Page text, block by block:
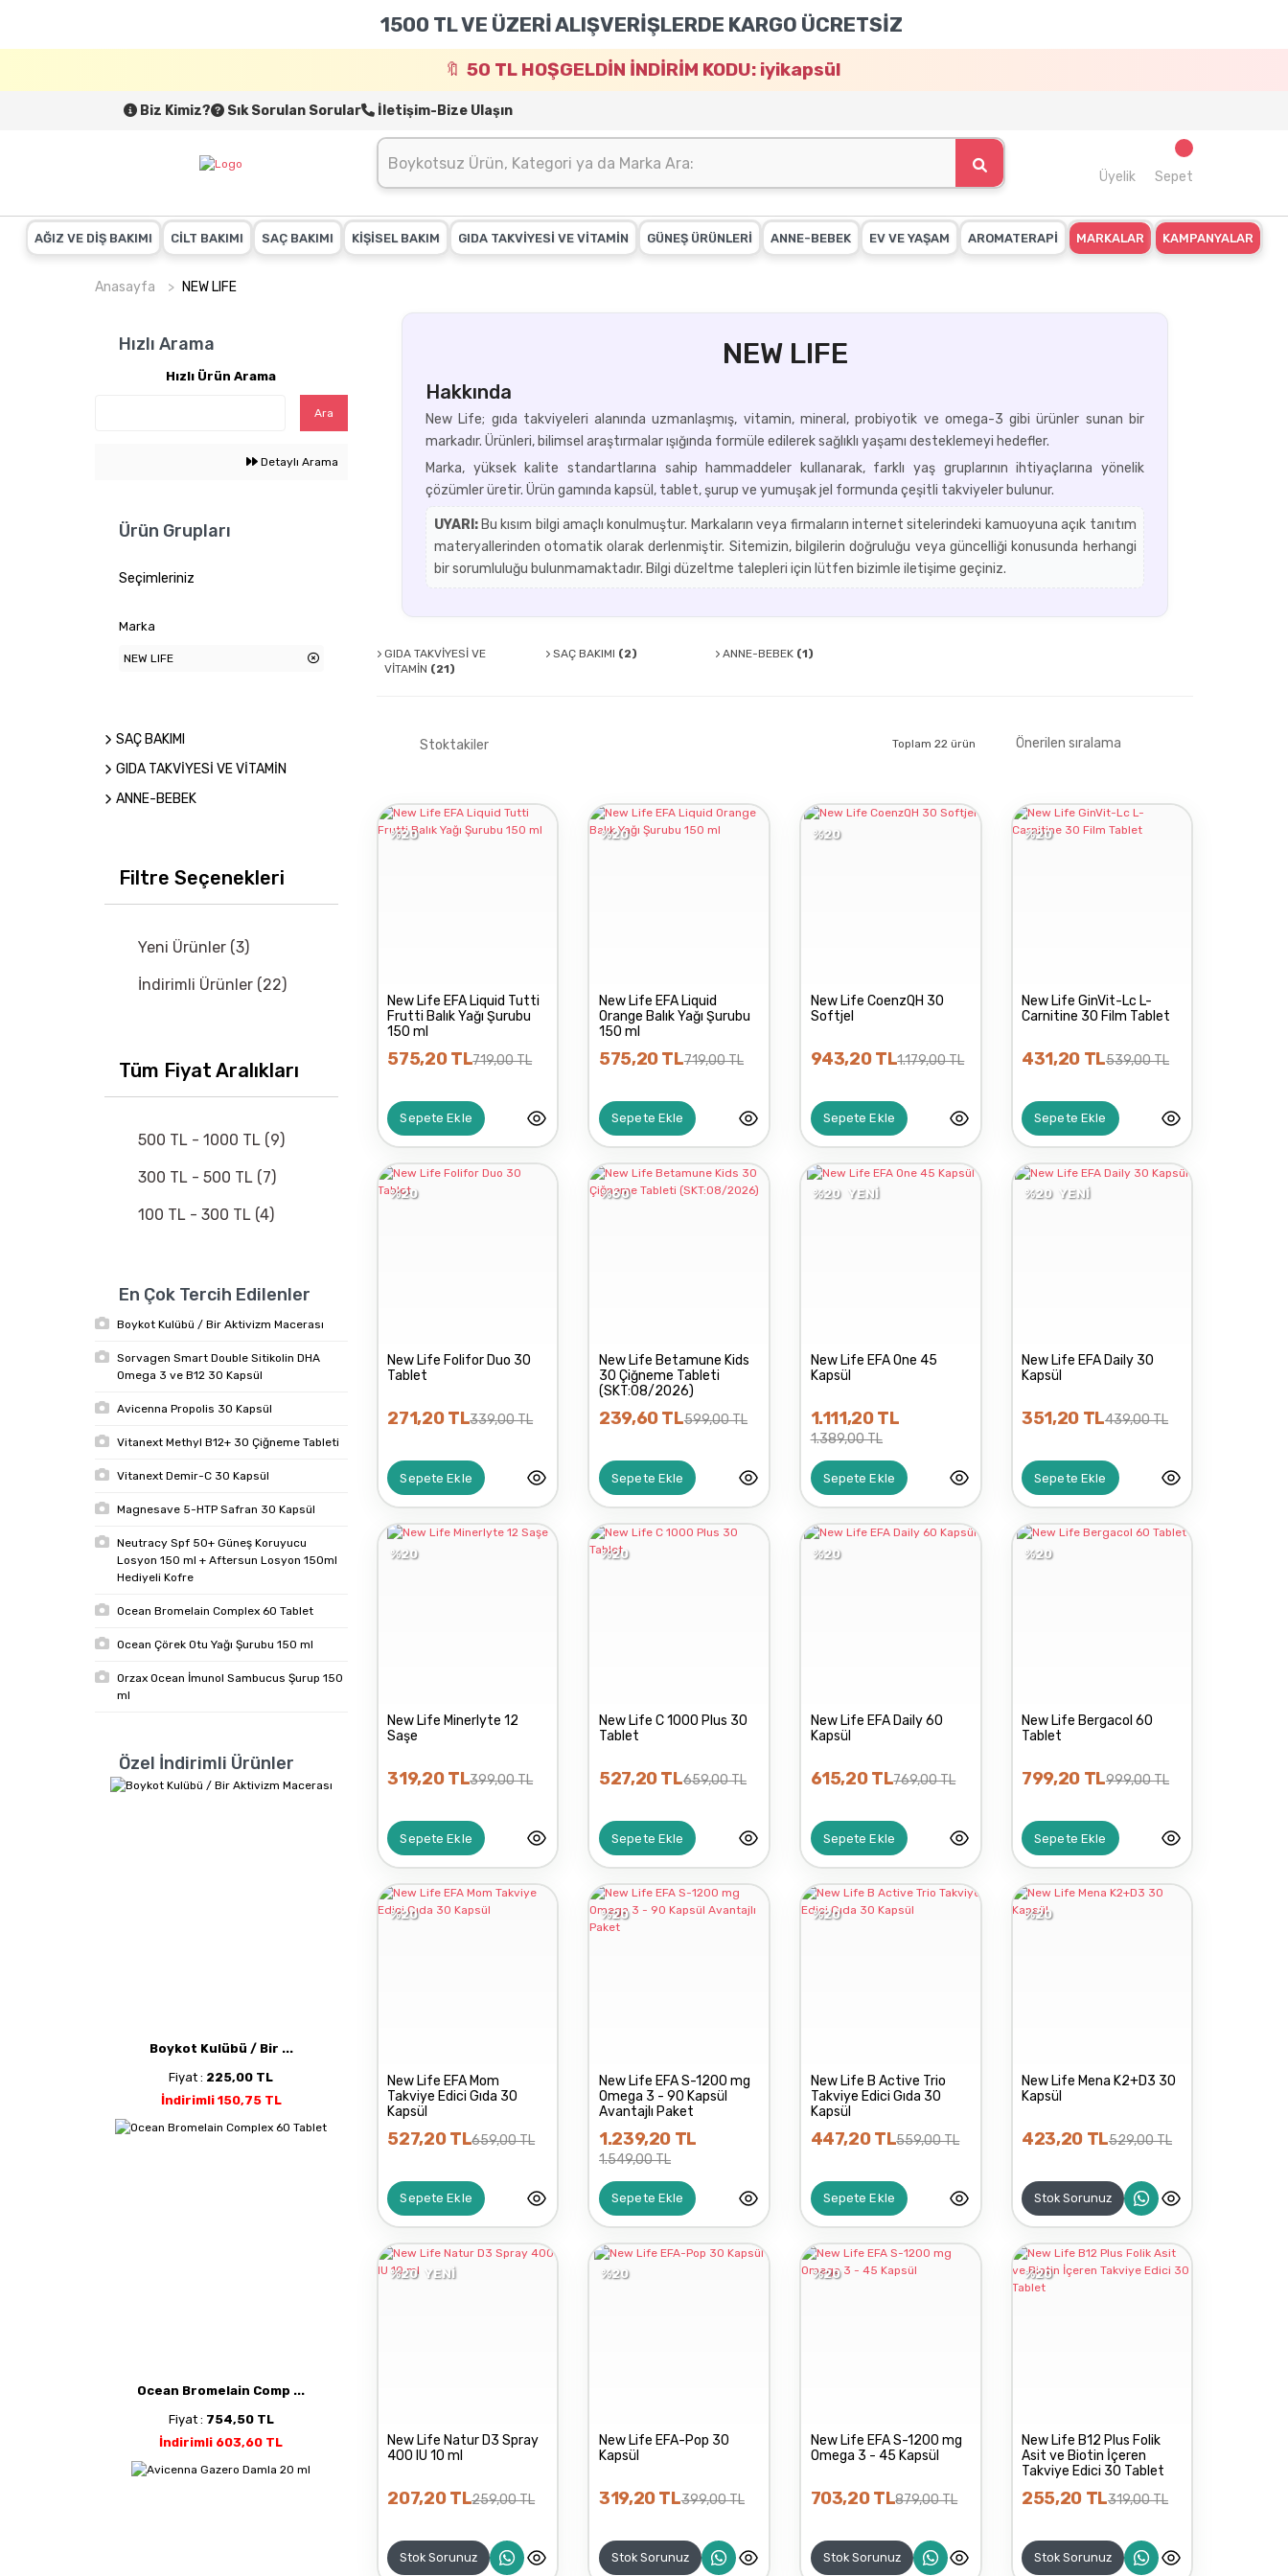
1500 TL VE ÜZERİ ALIŞVERİŞLERDE KARGO ÜCRETSİZ
50 TL HOŞGELDİN İNDİRİM KODU: iyikapsül
Biz Kimiz? Sık Sorulan Sorular İletişim-Bize Ulaşın
Üyelik Sepet
AĞIZ VE DİŞ BAKIMI CİLT BAKIMI SAÇ BAKIMI KİŞİSEL BAKIM GIDA TAKVİYESİ VE VİTAMİN GÜNEŞ ÜRÜNLERİ ANNE-BEBEK EV VE YAŞAM AROMATERAPİ MARKALAR KAMPANYALAR
Anasayfa NEW LIFE
Hızlı Arama
Hızlı Ürün Arama
Ara
Detaylı Arama
Ürün Grupları
Seçimleriniz
Marka
NEW LIFE
SAÇ BAKIMI
GIDA TAKVİYESİ VE VİTAMİN
ANNE-BEBEK
Filtre Seçenekleri
Yeni Ürünler (3)
İndirimli Ürünler (22)
Tüm Fiyat Aralıkları
500 TL - 1000 TL (9)
300 TL - 500 TL (7)
100 TL - 300 TL (4)
En Çok Tercih Edilenler
Boykot Kulübü / Bir Aktivizm Macerası
Sorvagen Smart Double Sitikolin DHA
Omega 3 ve B12 30 Kapsül
Avicenna Propolis 30 Kapsül
Vitanext Methyl B12+ 30 Çiğneme Tableti
Vitanext Demir-C 30 Kapsül
Magnesave 5-HTP Safran 30 Kapsül
Neutracy Spf 50+ Güneş Koruyucu
Losyon 150 ml + Aftersun Losyon 150ml
Hediyeli Kofre
Ocean Bromelain Complex 60 Tablet
Ocean Çörek Otu Yağı Şurubu 150 ml
Orzax Ocean İmunol Sambucus Şurup 150
ml
Özel İndirimli Ürünler
Boykot Kulübü / Bir ...
Fiyat : 225,00 TL
İndirimli 150,75 TL
Ocean Bromelain Comp ...
Fiyat : 754,50 TL
İndirimli 603,60 TL
NEW LIFE
Hakkında
New Life; gıda takviyeleri alanında uzmanlaşmış, vitamin, mineral, probiyotik ve omega-3 gibi ürünler sunan bir
markadır. Ürünleri, bilimsel araştırmalar ışığında formüle edilerek sağlıklı yaşamı desteklemeyi hedefler.
Marka, yüksek kalite standartlarına sahip hammaddeler kullanarak, farklı yaş gruplarının ihtiyaçlarına yönelik
çözümler üretir. Ürün gamında kapsül, tablet, şurup ve yumuşak jel formunda çeşitli takviyeler bulunur.
UYARI:Bu kısım bilgi amaçlı konulmuştur. Markaların veya firmaların internet sitelerindeki kamuoyuna açık tanıtım
materyallerinden otomatik olarak derlenmiştir. Sitemizin, bilgilerin doğruluğu veya güncelliği konusunda herhangi
bir sorumluluğu bulunmamaktadır. Bilgi düzeltme talepleri için lütfen bizimle iletişime geçiniz.
GIDA TAKVİYESİ VE
VİTAMİN (21)
SAÇ BAKIMI (2) ANNE-BEBEK (1)
Stoktakiler Toplam 22 ürün
%20
New Life EFA Liquid Tutti
Frutti Balık Yağı Şurubu
150 ml
575,20 TL719,00 TL
Sepete Ekle
%20
New Life EFA Liquid
Orange Balık Yağı Şurubu
150 ml
575,20 TL719,00 TL
Sepete Ekle
%20
New Life CoenzQH 30
Softjel
943,20 TL1.179,00 TL
Sepete Ekle
%20
New Life GinVit-Lc L-
Carnitine 30 Film Tablet
431,20 TL539,00 TL
Sepete Ekle
%20
New Life Folifor Duo 30
Tablet
271,20 TL339,00 TL
Sepete Ekle
%60
New Life Betamune Kids
30 Çiğneme Tableti
(SKT:08/2026)
239,60 TL599,00 TL
Sepete Ekle
%20 YENİ
New Life EFA One 45
Kapsül
1.111,20 TL
1.389,00 TL
Sepete Ekle
%20 YENİ
New Life EFA Daily 30
Kapsül
351,20 TL439,00 TL
Sepete Ekle
%20
New Life Minerlyte 12
Saşe
319,20 TL399,00 TL
Sepete Ekle
%20
New Life C 1000 Plus 30
Tablet
527,20 TL659,00 TL
Sepete Ekle
%20
New Life EFA Daily 60
Kapsül
615,20 TL769,00 TL
Sepete Ekle
%20
New Life Bergacol 60
Tablet
799,20 TL999,00 TL
Sepete Ekle
%20
New Life EFA Mom
Takviye Edici Gıda 30
Kapsül
527,20 TL659,00 TL
Sepete Ekle
%20
New Life EFA S-1200 mg
Omega 3 - 90 Kapsül
Avantajlı Paket
1.239,20 TL
1.549,00 TL
Sepete Ekle
%20
New Life B Active Trio
Takviye Edici Gıda 30
Kapsül
447,20 TL559,00 TL
Sepete Ekle
%20
New Life Mena K2+D3 30
Kapsül
423,20 TL529,00 TL
Stok Sorunuz
%20 YENİ
New Life Natur D3 Spray
400 IU 10 ml
207,20 TL259,00 TL
Stok Sorunuz
%20
New Life EFA-Pop 30
Kapsül
319,20 TL399,00 TL
Stok Sorunuz
%20
New Life EFA S-1200 mg
Omega 3 - 45 Kapsül
703,20 TL879,00 TL
Stok Sorunuz
%20
New Life B12 Plus Folik
Asit ve Biotin İçeren
Takviye Edici 30 Tablet
255,20 TL319,00 TL
Stok Sorunuz